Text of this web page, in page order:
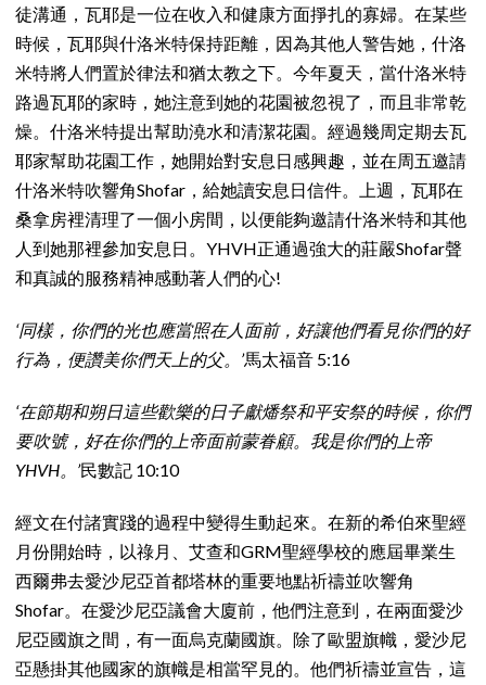
徒溝通，瓦耶是一位在收入和健康方面掙扎的寡婦。在某些
時候，瓦耶與什洛米特保持距離，因為其他人警告她，什洛
米特將人們置於律法和猶太教之下。今年夏天，當什洛米特
路過瓦耶的家時，她注意到她的花園被忽視了，而且非常乾
燥。什洛米特提出幫助澆水和清潔花園。經過幾周定期去瓦
耶家幫助花園工作，她開始對安息日感興趣，並在周五邀請
什洛米特吹響角Shofar，給她讀安息日信件。上週，瓦耶在
桑拿房裡清理了一個小房間，以便能夠邀請什洛米特和其他
人到她那裡參加安息日。YHVH正通過強大的莊嚴Shofar聲
和真誠的服務精神感動著人們的心!
‘同樣，你們的光也應當照在人面前，好讓他們看見你們的好
行為，便讚美你們天上的父。’馬太福音 5:16
‘在節期和朔日這些歡樂的日子獻燔祭和平安祭的時候，你們
要吹號，好在你們的上帝面前蒙眷顧。我是你們的上帝
YHVH。’民數記 10:10
經文在付諸實踐的過程中變得生動起來。在新的希伯來聖經
月份開始時，以祿月、艾查和GRM聖經學校的應屆畢業生
西爾弗去愛沙尼亞首都塔林的重要地點祈禱並吹響角
Shofar。在愛沙尼亞議會大廈前，他們注意到，在兩面愛沙
尼亞國旗之間，有一面烏克蘭國旗。除了歐盟旗幟，愛沙尼
亞懸掛其他國家的旗幟是相當罕見的。他們祈禱並宣告，這